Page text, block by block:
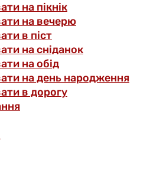
на пікнік
на вечерю
в піст
на сніданок
на обід
на день народження
в дорогу